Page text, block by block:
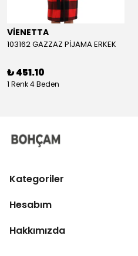
VİENETTA
103162 GAZZAZ PİJAMA ERKEK
₺ 451.10
1 Renk 4 Beden
Kategoriler
Hesabım
Hakkımızda